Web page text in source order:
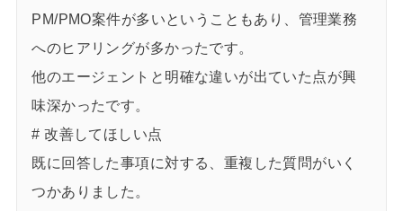
PM/PMO案件が多いということもあり、管理業務
へのヒアリングが多かったです。
他のエージェントと明確な違いが出ていた点が興
味深かったです。
# 改善してほしい点
既に回答した事項に対する、重複した質問がいく
つかありました。